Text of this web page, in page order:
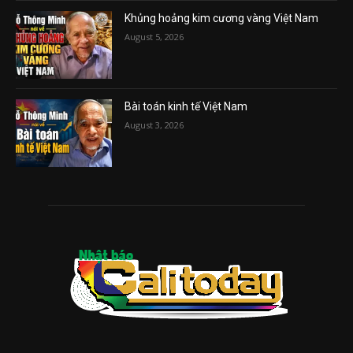
Khủng hoảng kim cương vàng Việt Nam
August 5, 2026
Bài toán kinh tế Việt Nam
August 3, 2026